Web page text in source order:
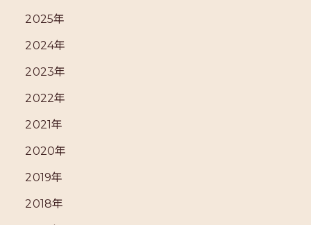
2025年
2024年
2023年
2022年
2021年
2020年
2019年
2018年